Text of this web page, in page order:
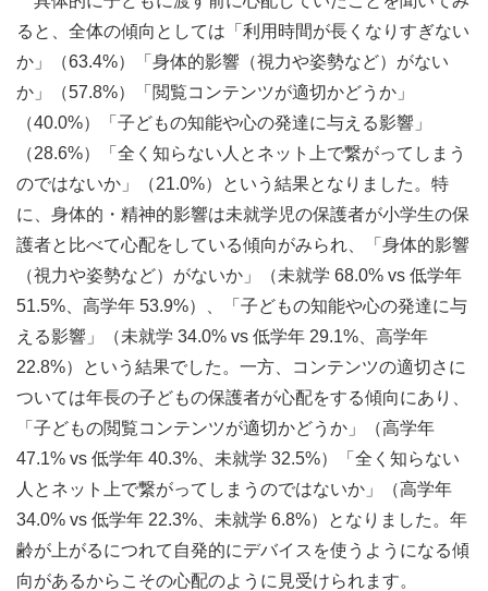
ると、全体の傾向としては「利用時間が長くなりすぎない
か」（63.4%）「身体的影響（視力や姿勢など）がない
か」（57.8%）「閲覧コンテンツが適切かどうか」
（40.0%）「子どもの知能や心の発達に与える影響」
（28.6%）「全く知らない人とネット上で繋がってしまう
のではないか」（21.0%）という結果となりました。特
に、身体的・精神的影響は未就学児の保護者が小学生の保
護者と比べて心配をしている傾向がみられ、「身体的影響
（視力や姿勢など）がないか」（未就学 68.0% vs 低学年
51.5%、高学年 53.9%）、「子どもの知能や心の発達に与
える影響」（未就学 34.0% vs 低学年 29.1%、高学年
22.8%）という結果でした。一方、コンテンツの適切さに
ついては年長の子どもの保護者が心配をする傾向にあり、
「子どもの閲覧コンテンツが適切かどうか」（高学年
47.1% vs 低学年 40.3%、未就学 32.5%）「全く知らない
人とネット上で繋がってしまうのではないか」（高学年
34.0% vs 低学年 22.3%、未就学 6.8%）となりました。年
齢が上がるにつれて自発的にデバイスを使うようになる傾
向があるからこその心配のように見受けられます。